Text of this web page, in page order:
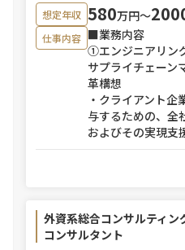
想定年収 580万円〜
仕事内容 ■業務内容
①エンジニアリン
サプライチェーン
革構想
・クライアント
与するための、全
およびその実現支
外資系総合コンサルティ
コンサルタント